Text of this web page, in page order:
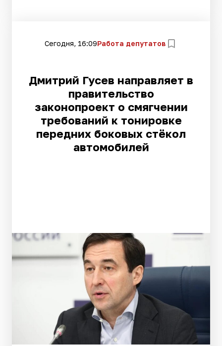
Сегодня, 16:09Работа депутатов
Дмитрий Гусев направляет в
правительство
законопроект о смягчении
требований к тонировке
передних боковых стёкол
автомобилей